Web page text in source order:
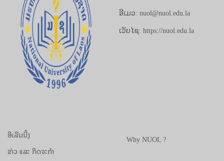
ອີເມວ: nuol@nuol.edu.la
ເວັບໄຊ: https://nuol.edu.la
ອີເລີນນີ້ງ
ຂ່າວ ແລະ ກິດຈະກຳ
Why NUOL ?